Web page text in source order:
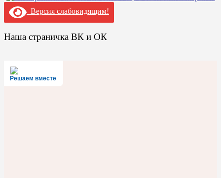
Версия слабовидящим!
Наша страничка ВК и ОК
Решаем вместе